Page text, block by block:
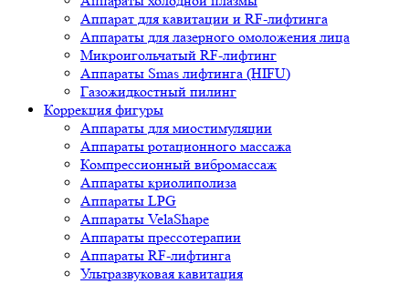
Аппарат для кавитации и RF-лифтинга
Аппараты для лазерного омоложения лица
Микроигольчатый RF-лифтинг
Аппараты Smas лифтинга (HIFU)
Газожидкостный пилинг
Коррекция фигуры
Аппараты для миостимуляции
Аппараты ротационного массажа
Компрессионный вибромассаж
Аппараты криолиполиза
Аппараты LPG
Аппараты VelaShape
Аппараты прессотерапии
Аппараты RF-лифтинга
Ультразвуковая кавитация